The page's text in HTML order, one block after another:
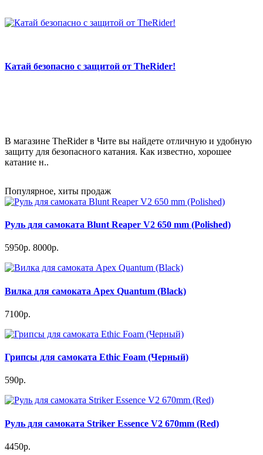
Катай безопасно с защитой от TheRider!
В магазине TheRider в Чите вы найдете отличную и удобную
защиту для безопасного катания. Как известно, хорошее
катание н..
Популярное, хиты продаж
Руль для самоката Blunt Reaper V2 650 mm (Polished)
5950р. 8000р.
Вилка для самоката Apex Quantum (Black)
7100р.
Грипсы для самоката Ethic Foam (Черный)
590р.
Руль для самоката Striker Essence V2 670mm (Red)
4450р.